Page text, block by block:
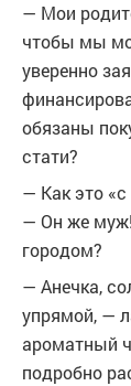
— Мои
чтобы мы
уверенно
обязаны
стати?
— Как это
— Он же
городом?
— Анечка,
упрямой, —
ароматный
подробно